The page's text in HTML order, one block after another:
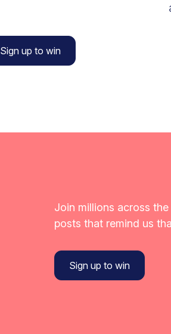
Sign up to win
Join millions across
posts that remind us
Sign up to win